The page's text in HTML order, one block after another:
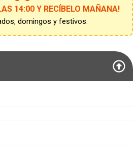
14:00 Y RECÍBELO MAÑANA!
domingos y festivos.